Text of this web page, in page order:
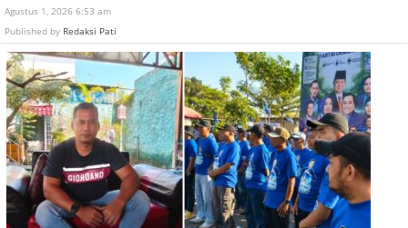
Agustus 1, 2026 6:53 am
Published by Redaksi Pati